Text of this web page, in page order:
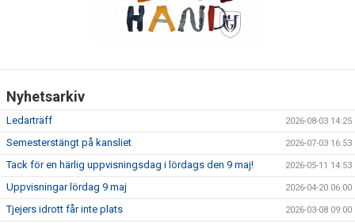
UTMÄRKELSER
TRÄNINGSHALLAR
BLI LEDARE
Nyhetsarkiv
Ledarträff 2026-08-03 14:25
Semesterstängt på kansliet 2026-07-03 16:53
Tack för en härlig uppvisningsdag i lördags den 9 maj! 2026-05-11 14:53
Uppvisningar lördag 9 maj 2026-04-20 06:00
Tjejers idrott får inte plats 2026-03-08 09:00